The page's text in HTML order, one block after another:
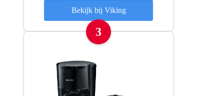
Bekijk bij Viking
3